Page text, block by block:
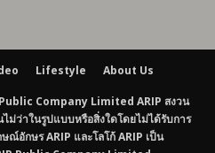
Lifestyle About Us
Company Limited ARIP สงวน
ม่ว่าในรูปแบบหรือสิ่งใดโดยไม่ได้รับการ
ณ์อักษร ARIP และโลโก้ ARIP เป็น